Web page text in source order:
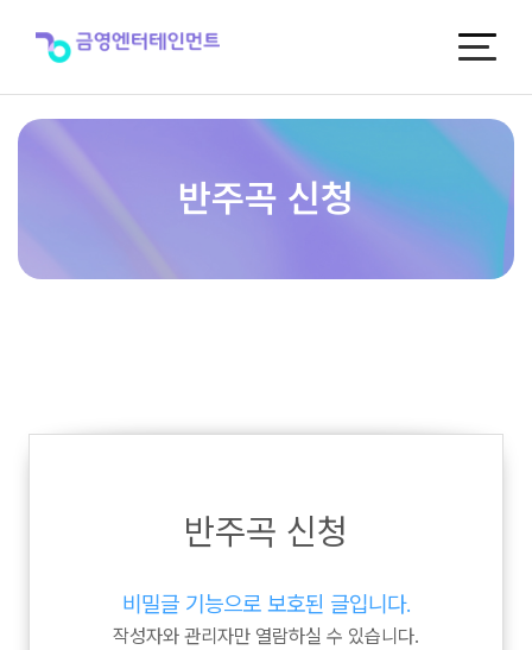
반주곡 신청
반주곡 신청
비밀글 기능으로 보호된 글입니다.
작성자와 관리자만 열람하실 수 있습니다.